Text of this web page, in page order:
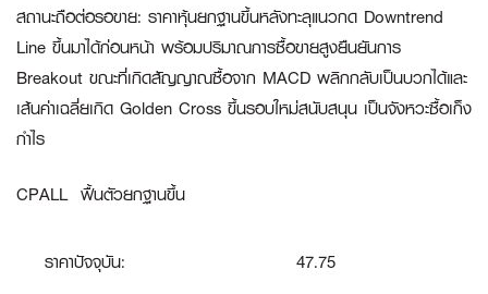
สถานะถือต่อรอขาย: ราคาหุ้นยกฐานขึ้นหลังทะลุแนวกด Downtrend
Line ขึ้นมาได้ก่อนหน้า พร้อมปริมาณการซื้อขายสูงยืนยันการ
Breakout ขณะที่เกิดสัญญาณซื้อจาก MACD พลิกกลับเป็นบวกได้และ
เส้นค่าเฉลี่ยเกิด Golden Cross ขึ้นรอบใหม่สนับสนุน เป็นจังหวะซื้อเก็ง
กำไร
CPALL ฟื้นตัวยกฐานขึ้น
ราคาปัจจุบัน:
47.75